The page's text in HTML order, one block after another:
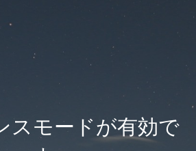
スモードが有効で